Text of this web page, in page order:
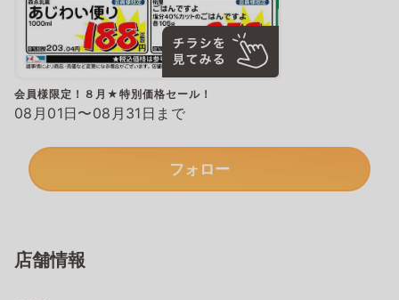
会員様限定！８月★特別価格セール！
08月01日〜08月31日まで
フォロー
店舗情報